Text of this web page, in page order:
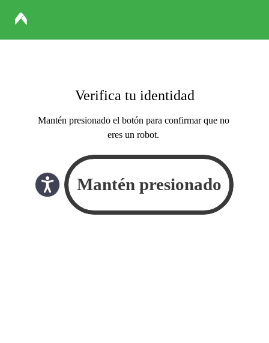
Verifica tu identidad
Mantén presionado el botón para confirmar que no
eres un robot.